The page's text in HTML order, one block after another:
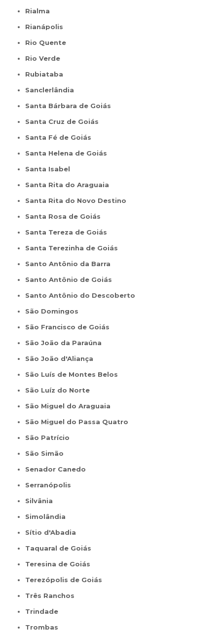
Rialma
Rianápolis
Rio Quente
Rio Verde
Rubiataba
Sanclerlândia
Santa Bárbara de Goiás
Santa Cruz de Goiás
Santa Fé de Goiás
Santa Helena de Goiás
Santa Isabel
Santa Rita do Araguaia
Santa Rita do Novo Destino
Santa Rosa de Goiás
Santa Tereza de Goiás
Santa Terezinha de Goiás
Santo Antônio da Barra
Santo Antônio de Goiás
Santo Antônio do Descoberto
São Domingos
São Francisco de Goiás
São João da Paraúna
São João d'Aliança
São Luís de Montes Belos
São Luíz do Norte
São Miguel do Araguaia
São Miguel do Passa Quatro
São Patrício
São Simão
Senador Canedo
Serranópolis
Silvânia
Simolândia
Sítio d'Abadia
Taquaral de Goiás
Teresina de Goiás
Terezópolis de Goiás
Três Ranchos
Trindade
Trombas